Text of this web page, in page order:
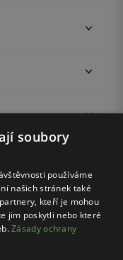
soubory
používáme
našich stránek také
kteří je mohou
jim poskytli nebo které
Zásady ochrany